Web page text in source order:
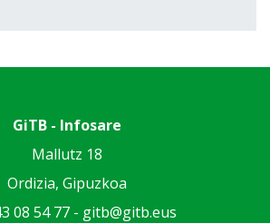
GiTB - Infosare
Mallutz 18
Ordizia, Gipuzkoa
08 54 77 - gitb@gitb.eus